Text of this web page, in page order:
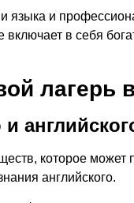
языка и
в себя
лагерь
которое может
английского.